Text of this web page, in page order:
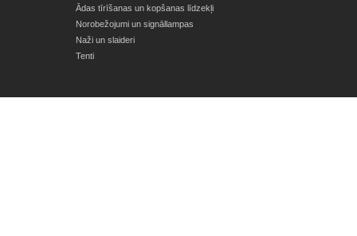
Ādas tīrīšanas un kopšanas līdzekļi
Norobežojumi un signāllampas
Naži un slaideri
Tenti